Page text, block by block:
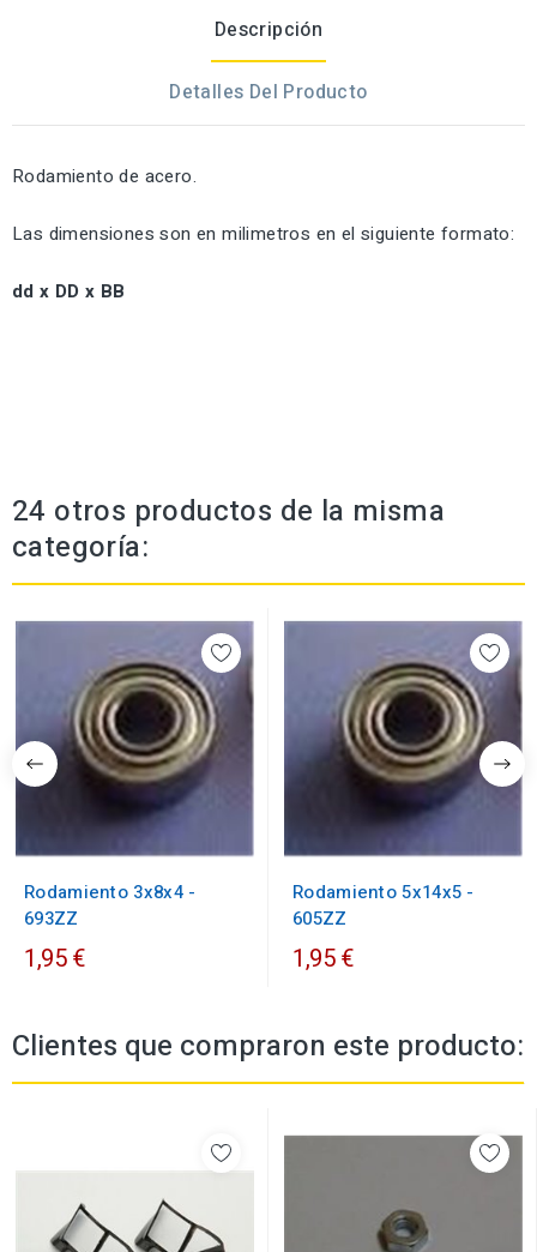
Descripción
Detalles Del Producto
Rodamiento de acero.
Las dimensiones son en milimetros en el siguiente formato:
dd x DD x BB
24 otros productos de la misma
categoría:
Rodamiento 3x8x4 -
693ZZ
1,95 €
Rodamiento 5x14x5 -
605ZZ
1,95 €
Clientes que compraron este producto: